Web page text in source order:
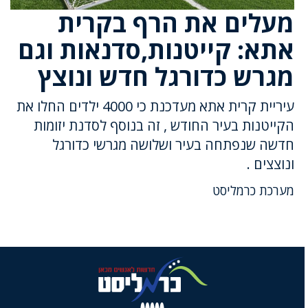
מעלים את הרף בקרית
אתא: קייטנות,סדנאות וגם
מגרש כדורגל חדש ונוצץ
עיריית קרית אתא מעדכנת כי 4000 ילדים החלו את
הקייטנות בעיר החודש , זה בנוסף לסדנת יזומות
חדשה שנפתחה בעיר ושלושה מגרשי כדורגל
ונוצצים .
מערכת כרמליסט